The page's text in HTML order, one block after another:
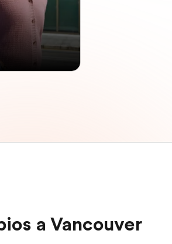
a Vancouver